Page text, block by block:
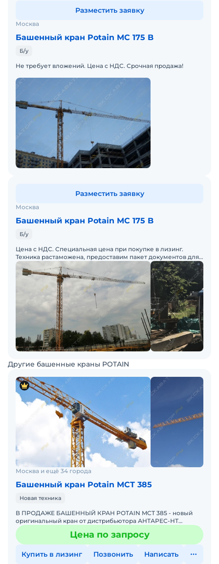
Москва
Башенный кран Potain MC 175 B
Б/у
Не требует вложений. Цена с НДС. Срочная продажа!
Разместить заявку
Москва
Башенный кран Potain MC 175 B
Б/у
Цена с НДС. Специальная цена при покупке в лизинг.
Техника растаможена, предоставим пакет документов для
ТС.
Разместить заявку
Другие башенные краны POTAIN
Москва и ещё 34 города
Башенный кран Potain MCT 385
Новая техника
В ПРОДАЖЕ БАШЕННЫЙ КРАН POTAIN MCT 385 - новый
оригинальный кран от дистрибьютора АНТАРЕС-НТ
Анкерное основание крана входит в комплект один
комплект анкеров РЦена по запросу
Купить в лизинг Позвонить Написать